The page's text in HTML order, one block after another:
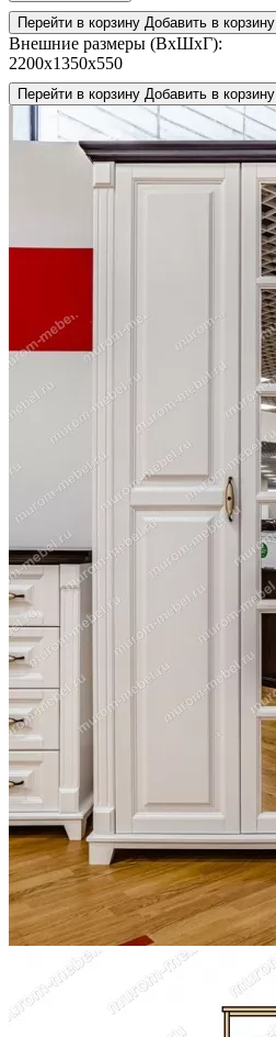
Перейти в корзину Добавить в корзину
Внешние размеры (ВхШхГ):
2200x1350x550
Перейти в корзину Добавить в корзину